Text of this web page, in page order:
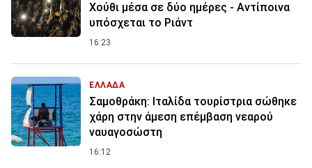
Χούθι μέσα σε δύο ημέρες - Αντίποινα
υπόσχεται το Ριάντ
16:23
ΕΛΛΑΔΑ
Σαμοθράκη: Ιταλίδα τουρίστρια σώθηκε
χάρη στην άμεση επέμβαση νεαρού
ναυαγοσώστη
16:12